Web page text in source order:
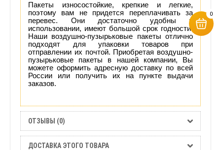
Пакеты износостойкие, крепкие и легкие,
поэтому вам не придется переплачивать за
перевес. Они достаточно удобны в
использовании, имеют большой срок годности.
Наши воздушно-пузырьковые пакеты отлично
подходят для упаковки товаров при
отправлении их почтой. Приобретая воздушно-
пузырьковые пакеты в нашей компании, Вы
можете оформить адресную доставку по всей
России или получить их на пункте выдачи
заказов.
ОТЗЫВЫ (0)
ДОСТАВКА ЭТОГО ТОВАРА
0